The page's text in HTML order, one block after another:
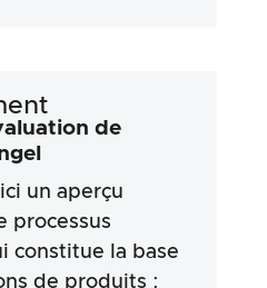
assumée quant à
des résultats
de noter que nos
sur des prescriptions
médicaux ou des
des produits. Nous
les déclarations
informations fournies par
l’utilisation de ces
de
un aperçu
processus
constitue la base
de produits :